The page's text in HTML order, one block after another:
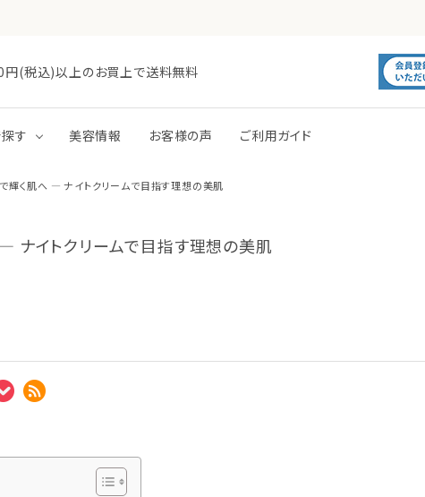
(税込)以上のお買上で送料無料
トーンアップ パック
す 美容情報 お客様の声 ご利用ガイド
輝く肌へ ― ナイトクリームで目指す理想の美肌
ナイトクリームで目指す理想の美肌